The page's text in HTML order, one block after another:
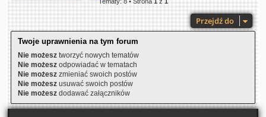
Przejdź do
Twoje uprawnienia na tym forum
Nie możesztworzyć nowych tematów
Nie możeszodpowiadać w tematach
Nie możeszzmieniać swoich postów
Nie możeszusuwać swoich postów
Nie możeszdodawać załączników